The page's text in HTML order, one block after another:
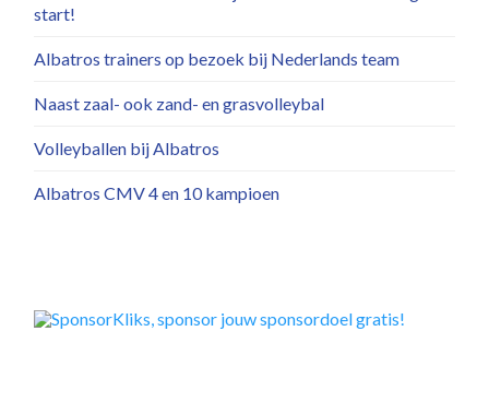
start!
Albatros trainers op bezoek bij Nederlands team
Naast zaal- ook zand- en grasvolleybal
Volleyballen bij Albatros
Albatros CMV 4 en 10 kampioen